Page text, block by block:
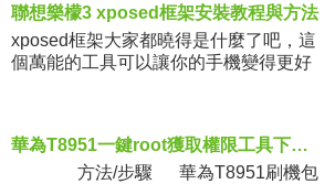
聯想樂檬3 xposed框架安裝教程與方法
xposed框架大家都曉得是什麼了吧，這
個萬能的工具可以讓你的手機變得更好
華為T8951一鍵root獲取權限工具下載及教程
方法/步驟 華為T8951刷機包